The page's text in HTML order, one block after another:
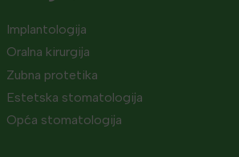
Implantologija
Oralna kirurgija
Zubna protetika
Estetska stomatologija
Opća stomatologija